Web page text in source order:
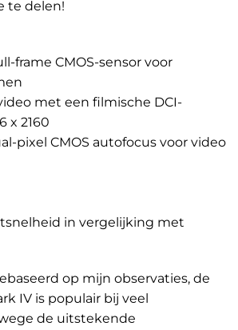
te delen!
frame CMOS-sensor voor
met een filmische DCI-
x 2160
pixel CMOS autofocus voor video
in vergelijking met
op mijn observaties, de
IV is populair bij veel
de uitstekende